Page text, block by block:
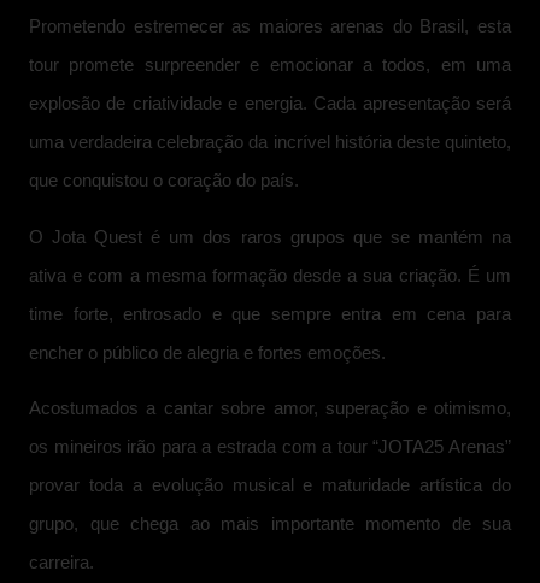
Prometendo estremecer as maiores arenas do Brasil, esta
tour promete surpreender e emocionar a todos, em uma
explosão de criatividade e energia. Cada apresentação será
uma verdadeira celebração da incrível história deste quinteto,
que conquistou o coração do país.
O Jota Quest é um dos raros grupos que se mantém na
ativa e com a mesma formação desde a sua criação. É um
time forte, entrosado e que sempre entra em cena para
encher o público de alegria e fortes emoções.
Acostumados a cantar sobre amor, superação e otimismo,
os mineiros irão para a estrada com a tour “JOTA25 Arenas”
provar toda a evolução musical e maturidade artística do
grupo, que chega ao mais importante momento de sua
carreira.